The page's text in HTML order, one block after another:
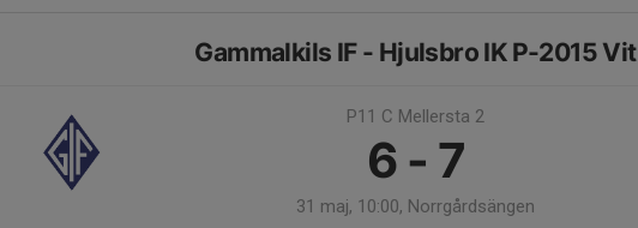
Gammalkils IF - Hjulsbro IK P-2015 Vit
P11 C Mellersta 2
6 - 7
31 maj, 10:00, Norrgårdsängen